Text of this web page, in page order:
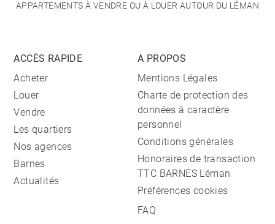
APPARTEMENTS À VENDRE OU À LOUER AUTOUR DU LÉMAN
ACCÈS RAPIDE
Acheter
Louer
Vendre
Les quartiers
Nos agences
Barnes
Actualités
A PROPOS
Mentions Légales
Charte de protection des
données à caractère
personnel
Conditions générales
Honoraires de transaction
TTC BARNES Léman
Préférences cookies
FAQ